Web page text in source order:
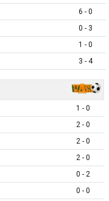
6 - 0
0 - 3
1 - 0
3 - 4
1 - 0
2 - 0
2 - 0
2 - 0
0 - 2
0 - 0